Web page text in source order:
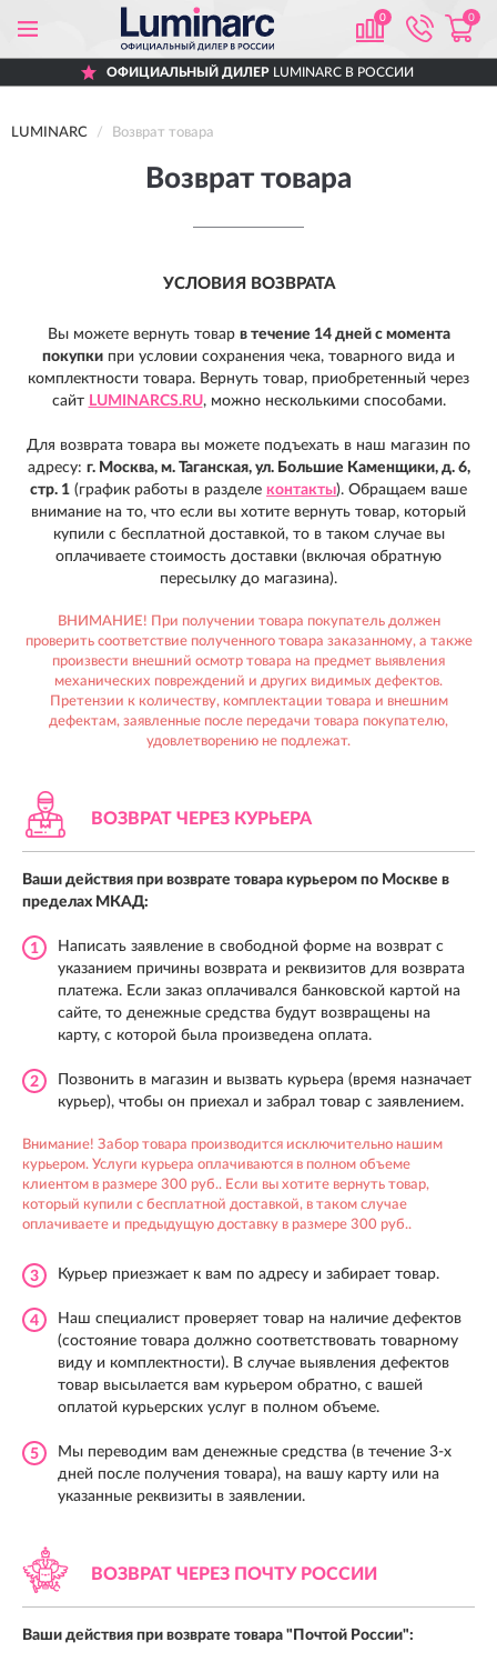
0 0
ОФИЦИАЛЬНЫЙ ДИЛЕР LUMINARC В РОССИИ
LUMINARC Возврат товара
Возврат товара
УСЛОВИЯ ВОЗВРАТА
Вы можете вернуть товар в течение 14 дней с момента
покупки при условии сохранения чека, товарного вида и
комплектности товара. Вернуть товар, приобретенный через
сайт LUMINARCS.RU, можно несколькими способами.
Для возврата товара вы можете подъехать в наш магазин по
адресу: г. Москва, м. Таганская, ул. Большие Каменщики, д. 6,
стр. 1 (график работы в разделе контакты). Обращаем ваше
внимание на то, что если вы хотите вернуть товар, который
купили с бесплатной доставкой, то в таком случае вы
оплачиваете стоимость доставки (включая обратную
пересылку до магазина).
ВНИМАНИЕ! При получении товара покупатель должен
проверить соответствие полученного товара заказанному, а также
произвести внешний осмотр товара на предмет выявления
механических повреждений и других видимых дефектов.
Претензии к количеству, комплектации товара и внешним
дефектам, заявленные после передачи товара покупателю,
удовлетворению не подлежат.
ВОЗВРАТ ЧЕРЕЗ КУРЬЕРА
Ваши действия при возврате товара курьером по Москве в
пределах МКАД:
1
Написать заявление в свободной форме на возврат с
указанием причины возврата и реквизитов для возврата
платежа. Если заказ оплачивался банковской картой на
сайте, то денежные средства будут возвращены на
карту, с которой была произведена оплата.
2
Позвонить в магазин и вызвать курьера (время назначает
курьер), чтобы он приехал и забрал товар с заявлением.
Внимание! Забор товара производится исключительно нашим
курьером. Услуги курьера оплачиваются в полном объеме
клиентом в размере 300 руб.. Если вы хотите вернуть товар,
который купили с бесплатной доставкой, в таком случае
оплачиваете и предыдущую доставку в размере 300 руб..
3 Курьер приезжает к вам по адресу и забирает товар.
4
Наш специалист проверяет товар на наличие дефектов
(состояние товара должно соответствовать товарному
виду и комплектности). В случае выявления дефектов
товар высылается вам курьером обратно, с вашей
оплатой курьерских услуг в полном объеме.
5
Мы переводим вам денежные средства (в течение 3-х
дней после получения товара), на вашу карту или на
указанные реквизиты в заявлении.
ВОЗВРАТ ЧЕРЕЗ ПОЧТУ РОССИИ
Ваши действия при возврате товара "Почтой России":